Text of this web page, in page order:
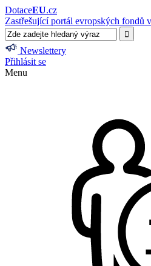
DotaceEU.cz
Zastřešující portál evropských fondů
Newslettery
Přihlásit se
Menu